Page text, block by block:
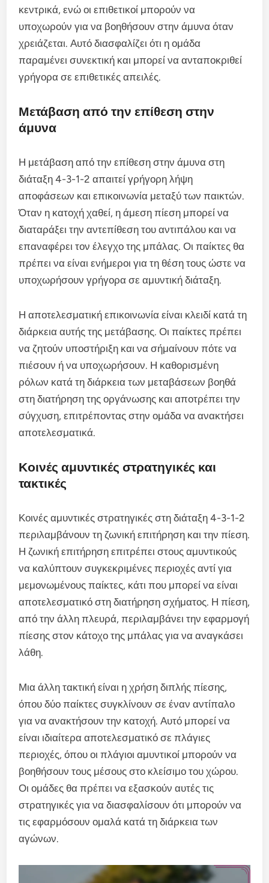
κεντρικά, ενώ οι επιθετικοί μπορούν να
υποχωρούν για να βοηθήσουν στην άμυνα όταν
χρειάζεται. Αυτό διασφαλίζει ότι η ομάδα
παραμένει συνεκτική και μπορεί να ανταποκριθεί
γρήγορα σε επιθετικές απειλές.
Μετάβαση από την επίθεση στην
άμυνα
Η μετάβαση από την επίθεση στην άμυνα στη
διάταξη 4-3-1-2 απαιτεί γρήγορη λήψη
αποφάσεων και επικοινωνία μεταξύ των παικτών.
Όταν η κατοχή χαθεί, η άμεση πίεση μπορεί να
διαταράξει την αντεπίθεση του αντιπάλου και να
επαναφέρει τον έλεγχο της μπάλας. Οι παίκτες θα
πρέπει να είναι ενήμεροι για τη θέση τους ώστε να
υποχωρήσουν γρήγορα σε αμυντική διάταξη.
Η αποτελεσματική επικοινωνία είναι κλειδί κατά τη
διάρκεια αυτής της μετάβασης. Οι παίκτες πρέπει
να ζητούν υποστήριξη και να σήμαίνουν πότε να
πιέσουν ή να υποχωρήσουν. Η καθορισμένη
ρόλων κατά τη διάρκεια των μεταβάσεων βοηθά
στη διατήρηση της οργάνωσης και αποτρέπει την
σύγχυση, επιτρέποντας στην ομάδα να ανακτήσει
αποτελεσματικά.
Κοινές αμυντικές στρατηγικές και
τακτικές
Κοινές αμυντικές στρατηγικές στη διάταξη 4-3-1-2
περιλαμβάνουν τη ζωνική επιτήρηση και την πίεση.
Η ζωνική επιτήρηση επιτρέπει στους αμυντικούς
να καλύπτουν συγκεκριμένες περιοχές αντί για
μεμονωμένους παίκτες, κάτι που μπορεί να είναι
αποτελεσματικό στη διατήρηση σχήματος. Η πίεση,
από την άλλη πλευρά, περιλαμβάνει την εφαρμογή
πίεσης στον κάτοχο της μπάλας για να αναγκάσει
λάθη.
Μια άλλη τακτική είναι η χρήση διπλής πίεσης,
όπου δύο παίκτες συγκλίνουν σε έναν αντίπαλο
για να ανακτήσουν την κατοχή. Αυτό μπορεί να
είναι ιδιαίτερα αποτελεσματικό σε πλάγιες
περιοχές, όπου οι πλάγιοι αμυντικοί μπορούν να
βοηθήσουν τους μέσους στο κλείσιμο του χώρου.
Οι ομάδες θα πρέπει να εξασκούν αυτές τις
στρατηγικές για να διασφαλίσουν ότι μπορούν να
τις εφαρμόσουν ομαλά κατά τη διάρκεια των
αγώνων.